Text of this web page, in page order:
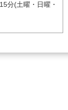
分(土曜・日曜・